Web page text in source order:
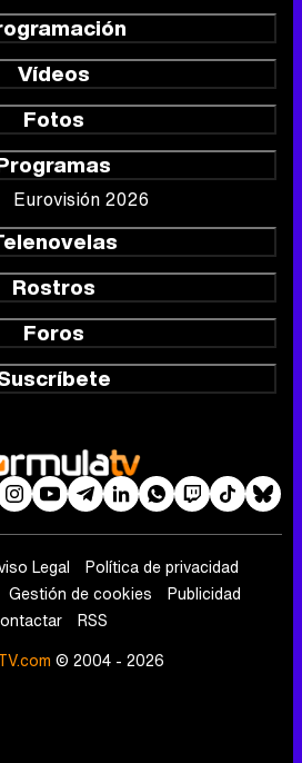
Vídeos
Fotos
Eurovisión 2026
Rostros
Foros
Legal
Política de privacidad
Gestión de cookies
Publicidad
RSS
© 2004 - 2026